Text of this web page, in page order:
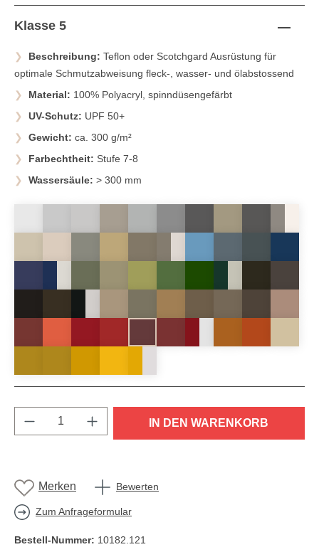
Klasse 5
Beschreibung: Teflon oder Scotchgard Ausrüstung für
optimale Schmutzabweisung fleck-, wasser- und ölabstossend
Material: 100% Polyacryl, spinndüsengefärbt
UV-Schutz: UPF 50+
Gewicht: ca. 300 g/m²
Farbechtheit: Stufe 7-8
Wassersäule: > 300 mm
Produkt Anzahl: Gib den gewünschten
IN DEN WARENKORB
Merken Bewerten
Zum Anfrageformular
Bestell-Nummer: 10182.121